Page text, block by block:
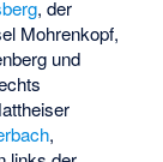
, der
Mohrenkopf,
und
,